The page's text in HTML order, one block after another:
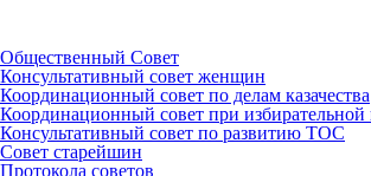
Общественный Совет
Консультативный совет женщин
Координационный совет по делам казачества
Координационный совет при избирательной
Консультативный совет по развитию ТОС
Совет старейшин
Протокола советов